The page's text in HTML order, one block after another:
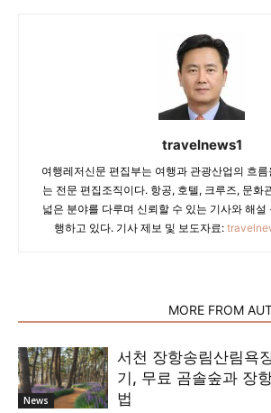
travelnews1
여행레저신문 편집부는 여행과 관광산업의 흐
는 전문 편집조직이다. 항공, 호텔, 크루즈, 문화
넓은 분야를 다루며 신뢰할 수 있는 기사와 해설
행하고 있다. 기사 제보 및 보도자료:
MORE FROM
News
서천 장항송림산림욕
기, 무료 곰솔숲과 장
법